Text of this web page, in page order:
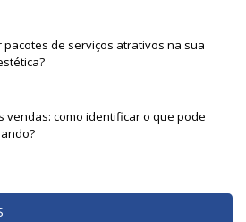
pacotes de serviços atrativos na sua
vendas: como identificar o que pode